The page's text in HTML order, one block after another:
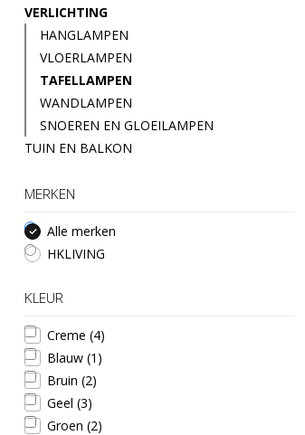
VERLICHTING
HANGLAMPEN
VLOERLAMPEN
TAFELLAMPEN
WANDLAMPEN
SNOEREN EN GLOEILAMPEN
TUIN EN BALKON
MERKEN
Alle merken
HKLIVING
KLEUR
Creme (4)
Blauw (1)
Bruin (2)
Geel (3)
Groen (2)